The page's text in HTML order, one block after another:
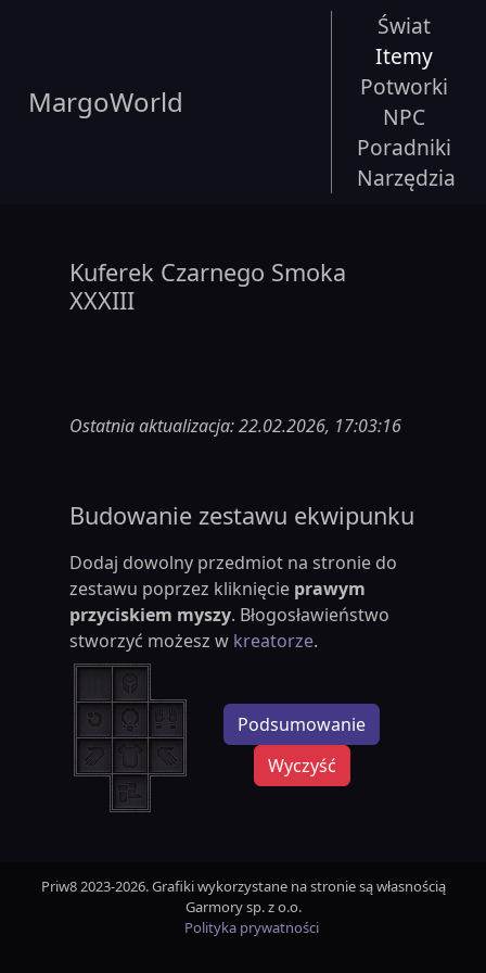
MargoWorld
Świat
Itemy
Potworki
NPC
Poradniki
Narzędzia
Kuferek Czarnego Smoka
XXXIII
Ostatnia aktualizacja: 22.02.2026, 17:03:16
Budowanie zestawu ekwipunku
Dodaj dowolny przedmiot na stronie do
zestawu poprzez kliknięcie prawym
przyciskiem myszy. Błogosławieństwo
stworzyć możesz w kreatorze.
Podsumowanie
Wyczyść
Priw8 2023-2026. Grafiki wykorzystane na stronie są własnością
Garmory sp. z o.o.
Polityka prywatności